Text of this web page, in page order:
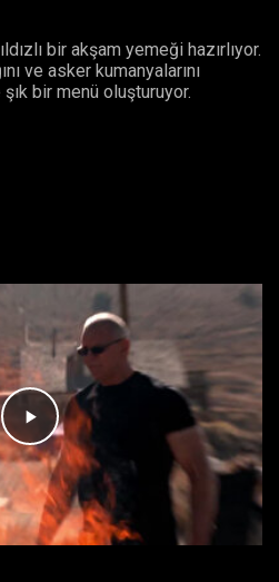
bir akşam yemeği hazırlıyor.
ve asker kumanyalarını
bir menü oluşturuyor.